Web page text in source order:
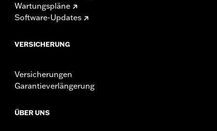
Wartungspläne
Software-Updates
VERSICHERUNG
Versicherungen
Garantieverlängerung
ÜBER UNS